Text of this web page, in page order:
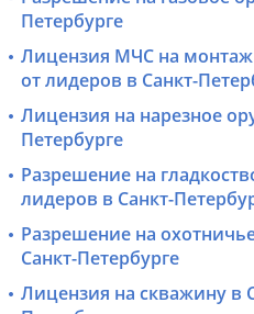
Петербурге
Лицензия МЧС на
от лидеров в Санкт-
Лицензия на нарезное
Петербурге
Разрешение на
лидеров в Санкт-
Разрешение на
Санкт-Петербурге
Лицензия на скважину в